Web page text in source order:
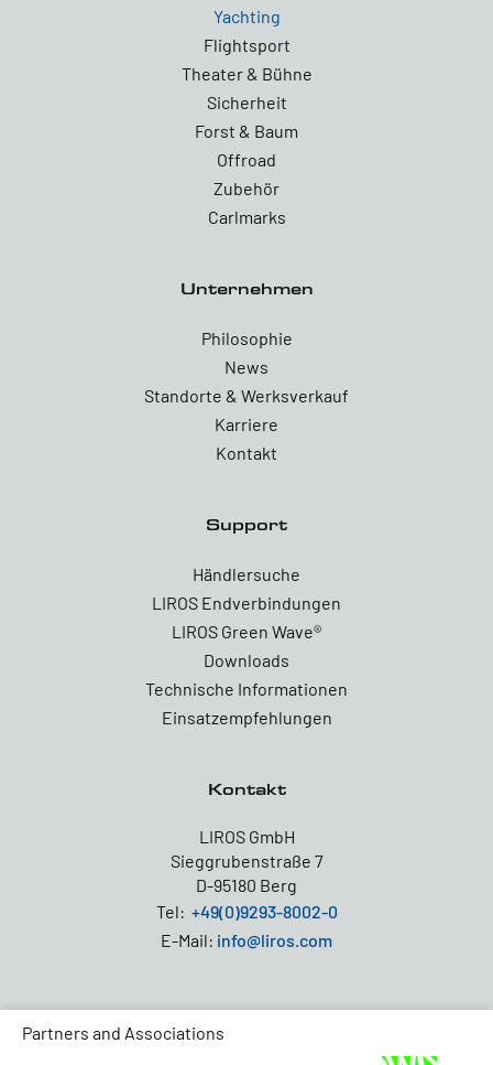
Yachting
Flightsport
Theater & Bühne
Sicherheit
Forst & Baum
Offroad
Zubehör
Carlmarks
Unternehmen
Philosophie
News
Standorte & Werksverkauf
Karriere
Kontakt
Support
Händlersuche
LIROS Endverbindungen
LIROS Green Wave®
Downloads
Technische Informationen
Einsatzempfehlungen
Kontakt
LIROS GmbH
Sieggrubenstraße 7
D-95180 Berg
Tel: +49(0)9293-8002-0
E-Mail: info@liros.com
Partners and Associations